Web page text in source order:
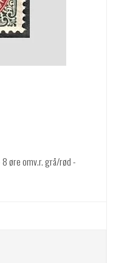
8 øre omv.r. grå/rød -